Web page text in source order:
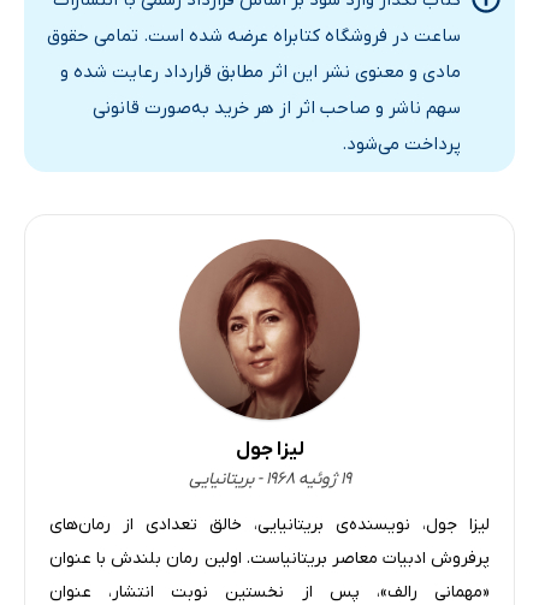
ساعت در فروشگاه کتابراه عرضه شده است. تمامی حقوق
مادی و معنوی نشر این اثر مطابق قرارداد رعایت شده و
سهم ناشر و صاحب اثر از هر خرید به‌صورت قانونی
پرداخت می‌شود.
لیزا جول
۱۹ ژوئیه ۱۹۶۸ - بریتانیایی
لیزا جول، نویسنده‌ی بریتانیایی، خالق تعدادی از رمان‌های
پرفروش ادبیات معاصر بریتانیاست. اولین رمان بلندش با عنوان
«مهمانی رالف»، پس از نخستین نوبت انتشار، عنوان